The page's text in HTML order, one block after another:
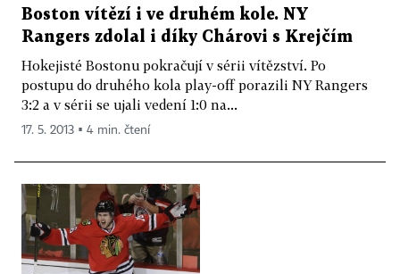
Boston vítězí i ve druhém kole. NY
Rangers zdolal i díky Chárovi s Krejčím
Hokejisté Bostonu pokračují v sérii vítězství. Po
postupu do druhého kola play-off porazili NY Rangers
3:2 a v sérii se ujali vedení 1:0 na...
17. 5. 2013 ▪ 4 min. čtení